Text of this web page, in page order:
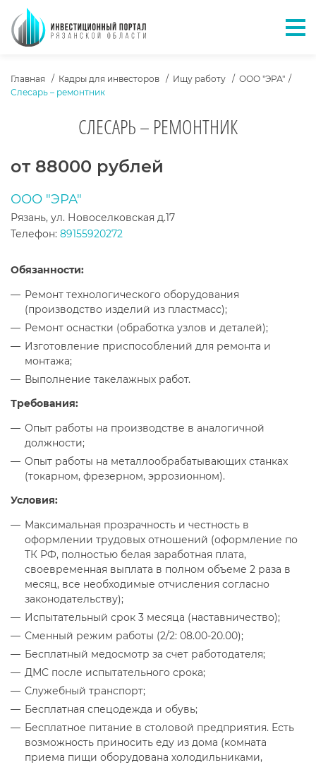
ХЛЕБНЫЕ КРОШКИ
Главная Кадры для инвесторов Ищу работу
ООО "ЭРА"
Слесарь – ремонтник
СЛЕСАРЬ – РЕМОНТНИК
ТЕКСТ ВАКАНСИИ
от 88000 рублей
ООО "ЭРА"
Рязань, ул. Новоселковская д.17
Телефон: 89155920272
Обязанности:
Ремонт технологического оборудования
(производство изделий из пластмасс);
Ремонт оснастки (обработка узлов и деталей);
Изготовление приспособлений для ремонта и
монтажа;
Выполнение такелажных работ.
Требования:
Опыт работы на производстве в аналогичной
должности;
Опыт работы на металлообрабатывающих станках
(токарном, фрезерном, эррозионном).
Условия:
Максимальная прозрачность и честность в
оформлении трудовых отношений (оформление по
ТК РФ, полностью белая заработная плата,
своевременная выплата в полном объеме 2 раза в
месяц, все необходимые отчисления согласно
законодательству);
Испытательный срок 3 месяца (наставничество);
Сменный режим работы (2/2: 08.00-20.00);
Бесплатный медосмотр за счет работодателя;
ДМС после испытательного срока;
Служебный транспорт;
Бесплатная спецодежда и обувь;
Бесплатное питание в столовой предприятия. Есть
возможность приносить еду из дома (комната
приема пищи оборудована холодильниками,